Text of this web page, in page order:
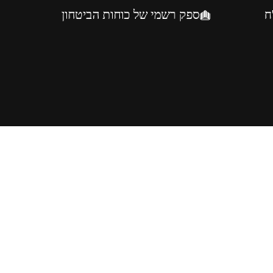
ספק רשמי של כוחות הביטחון